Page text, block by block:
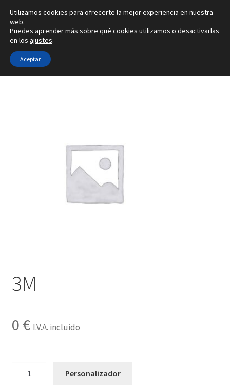
Ir
a
la
navegación
Ir
al
contenido
Inicio
Sobre nosotros
Inicio Tipo de joya
3M
0 € I.V.A. incluido
Personalizador
Utilizamos cookies para ofrecerte la mejor experiencia en nuestra
web.
Puedes aprender más sobre qué cookies utilizamos o desactivarlas
en los ajustes.
Aceptar